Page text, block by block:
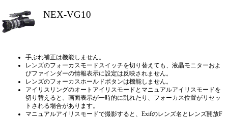
NEX-VG10
手ぶれ補正は機能しません。
レンズのフォーカスモードスイッチを切り替えても、液晶モニターおよ
びファインダーの情報表示に設定は反映されません。
レンズのフォーカスホールドボタンは機能しません。
アイリスリングのオートアイリスモードとマニュアルアイリスモードを
切り替えると、画面表示が一時的に乱れたり、フォーカス位置がリセッ
トされる場合があります。
マニュアルアイリスモードで撮影すると、Exifのレンズ名とレンズ開放F